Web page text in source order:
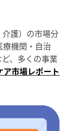
護）の市場分
機関・自治
、多くの事業
ア市場レポート